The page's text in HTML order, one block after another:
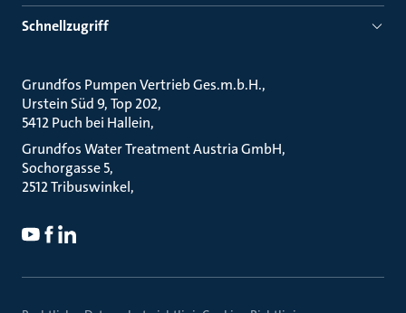
Schnellzugriff
Grundfos Pumpen Vertrieb Ges.m.b.H.
Urstein Süd 9, Top 202
5412 Puch bei Hallein
Grundfos Water Treatment Austria GmbH
Sochorgasse 5
2512 Tribuswinkel